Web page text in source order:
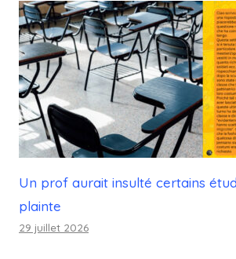
Un prof aurait insulté certains
plainte
29 juillet 2026